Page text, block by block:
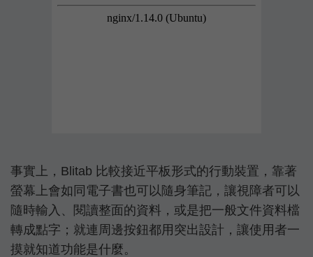
事實上，Blitab 比較接近平板形式的行動裝置，靠著
螢幕上會如同電子書也可以隨身筆記，讓視障者可以
隨時輸入、閱讀整面的資料，或是把一般文件資料檔
轉成點字；就連周邊按鈕都用突出設計，讓使用者一
摸就知道功能是什麼。